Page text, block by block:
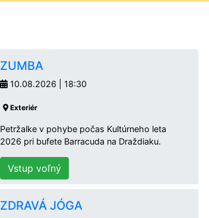
ZUMBA
10.08.2026 | 18:30
Exteriér
Petržalke v pohybe počas Kultúrneho leta
2026 pri bufete Barracuda na Draždiaku.
Vstup voľný
ZDRAVÁ JÓGA